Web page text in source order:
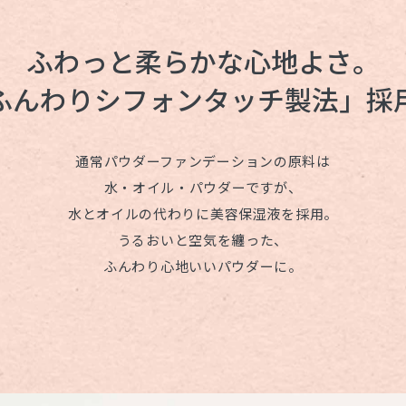
ふわっと柔らかな心地よさ。
んわりシフォンタッチ製法」 採
通常パウダーファンデーションの原料は
水・オイル・パウダーですが、
水とオイルの代わりに美容保湿液を採用。
うるおいと空気を纏った、
ふんわり心地いいパウダーに。